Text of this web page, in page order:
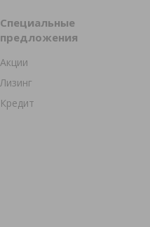
Специальные
предложения
Акции
Лизинг
Кредит